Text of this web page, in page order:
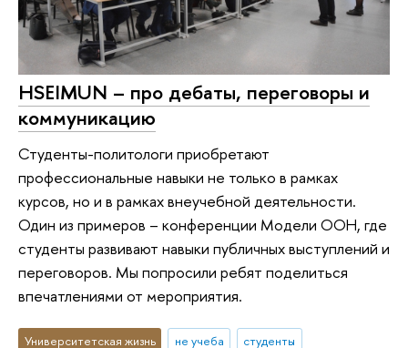
HSEIMUN – про дебаты, переговоры и
коммуникацию
Студенты-политологи приобретают
профессиональные навыки не только в рамках
курсов, но и в рамках внеучебной деятельности.
Один из примеров – конференции Модели ООН, где
студенты развивают навыки публичных выступлений и
переговоров. Мы попросили ребят поделиться
впечатлениями от мероприятия.
Университетская жизнь не учеба
студенты